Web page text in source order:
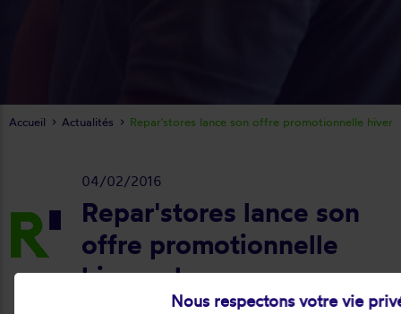
04/02/2016
Repar'stores lance son
offre promotionnelle
hivernale
Accueil Actualités Repar'stores lance son offre promotionnelle
Nous respectons votre vie